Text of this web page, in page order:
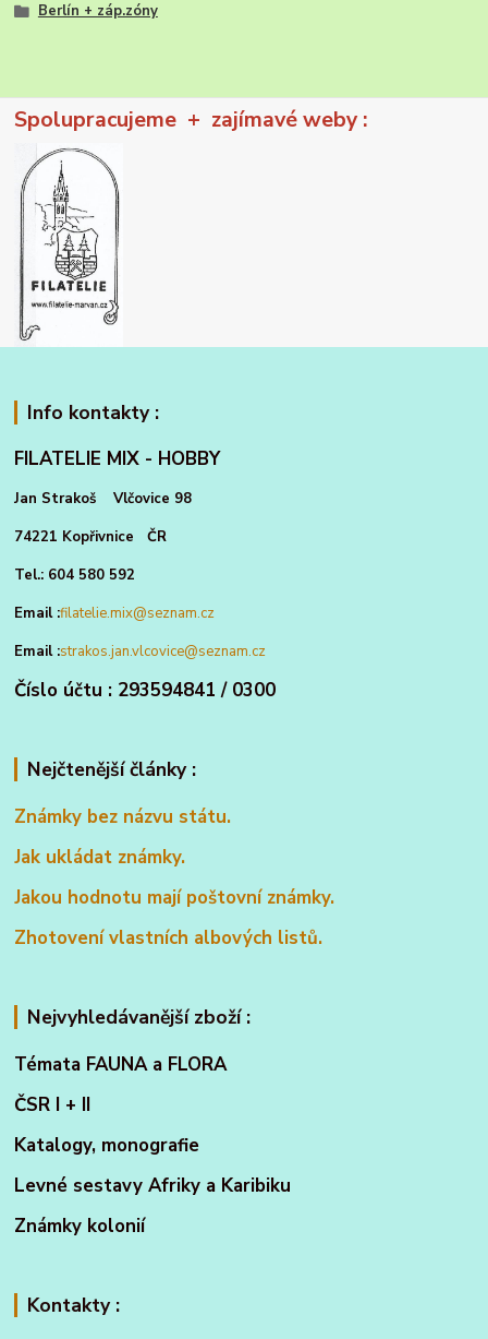
Berlín + záp.zóny
Spolupracujeme + zajímavé weby :
Info kontakty :
FILATELIE MIX - HOBBY
Jan Strakoš Vlčovice 98
74221 Kopřivnice ČR
Tel.: 604 580 592
Email :filatelie.mix@seznam.cz
Email :strakos.jan.vlcovice@seznam.cz
Číslo účtu : 293594841 / 0300
Nejčtenější články :
Známky bez názvu státu.
Jak ukládat známky.
Jakou hodnotu mají poštovní známky.
Zhotovení vlastních albových listů.
Nejvyhledávanější zboží :
Témata FAUNA a FLORA
ČSR I + II
Katalogy, monografie
Levné sestavy Afriky a Karibiku
Známky kolonií
Kontakty :